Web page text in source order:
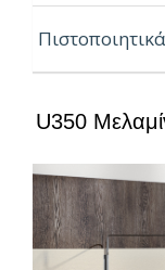
Ιδιότητες:
– Εξαιρετική
–
– Υψηλές
Πιστοποιητικά
U350